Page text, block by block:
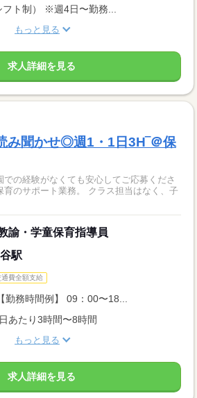
ト制） ※週4日〜勤務...
もっと見る
求人詳細を見る
み聞かせ◎週1・1日3H‾＠保
の経験がなくても安心してご応募くださ
諭・学童保育指導員
駅
通費全額支給
務時間例】 09：00〜18...
あたり3時間〜8時間
もっと見る
求人詳細を見る